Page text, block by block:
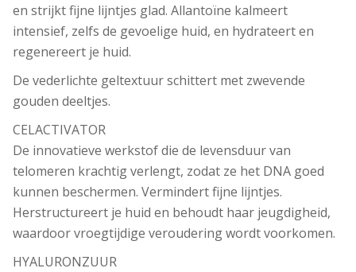
en strijkt fijne lijntjes glad. Allantoïne kalmeert
intensief, zelfs de gevoelige huid, en hydrateert en
regenereert je huid.
De vederlichte geltextuur schittert met zwevende
gouden deeltjes.
CELACTIVATOR
De innovatieve werkstof die de levensduur van
telomeren krachtig verlengt, zodat ze het DNA goed
kunnen beschermen. Vermindert fijne lijntjes.
Herstructureert je huid en behoudt haar jeugdigheid,
waardoor vroegtijdige veroudering wordt voorkomen.
HYALURONZUUR